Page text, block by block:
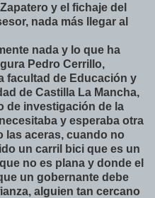
y el fichaje del
nada más llegar al
nada y lo que ha
Pedro Cerrillo,
facultad de Educación y
de Castilla La Mancha,
de investigación de la
y esperaba otra
las aceras, cuando no
un carril bici que es un
no es plana y donde el
un gobernante debe
alguien tan cercano